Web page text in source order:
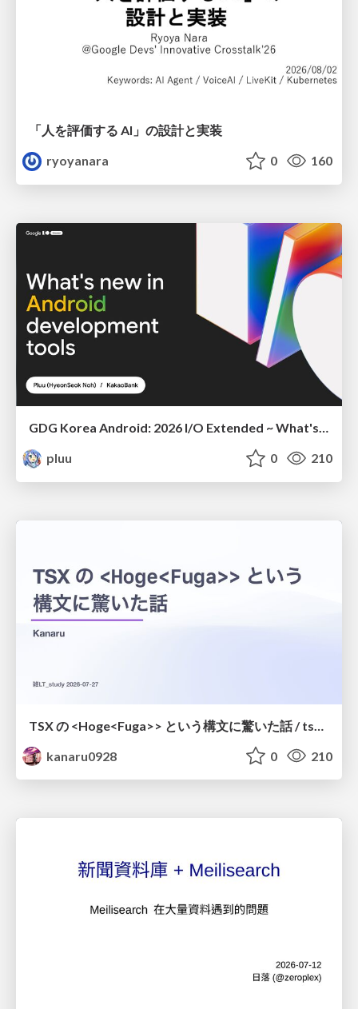
「人を評価する AI」の 設計と実装
ryoyanara
0 160
GDG Korea Android: 2026 I/O Extended ~ What's new in Android development tools
pluu
0 210
kanaru0928
0 210